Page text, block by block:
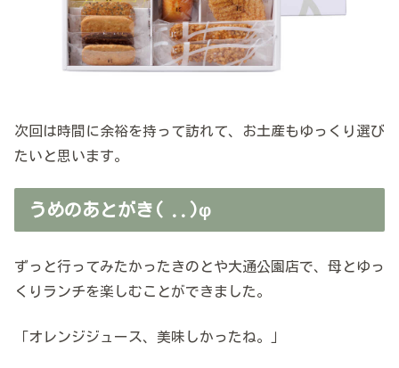
次回は時間に余裕を持って訪れて、お土産もゆっくり選び
たいと思います。
うめのあとがき( ..)φ
ずっと行ってみたかったきのとや大通公園店で、母とゆっ
くりランチを楽しむことができました。
「オレンジジュース、美味しかったね。」